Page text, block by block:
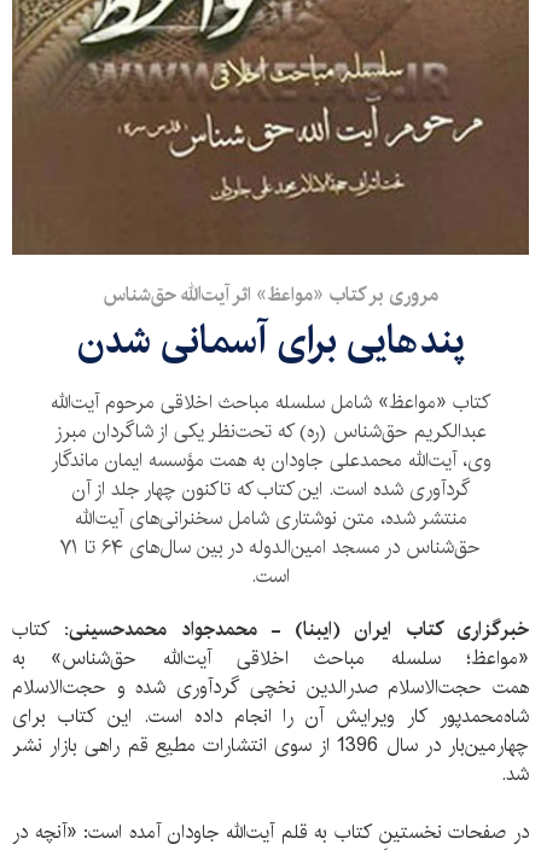
مروری بر کتاب «مواعظ» اثر آیت‌الله حق‌شناس
پندهایی برای آسمانی شدن
کتاب «مواعظ» شامل سلسله مباحث اخلاقی مرحوم آیت‌الله
عبدالکریم حق‌شناس (ره) که تحت‌نظر یکی از شاگردان مبرز
وی، آیت‌الله محمدعلی جاودان به همت مؤسسه ایمان ماندگار
گردآوری شده است. این کتاب که تاکنون چهار جلد از آن
منتشر شده، متن نوشتاری شامل سخنرانی‌های آیت‌الله
حق‌شناس در مسجد امین‌الدوله در بین سال‌های ۶۴ تا ۷۱
است.
خبرگزاری کتاب ایران (ایبنا) - محمدجواد محمدحسینی: کتاب
«مواعظ؛ سلسله مباحث اخلاقی آیت‌الله حق‌شناس» به
همت حجت‌الاسلام صدر‌الدین نخچی گردآوری شده و حجت‌الاسلام
شاه‌محمدپور کار ویرایش آن را انجام داده است. این کتاب برای
چهارمین‌بار در سال 1396 از سوی انتشارات مطیع قم راهی بازار نشر
شد.
در صفحات نخستین کتاب به قلم آیت‌الله جاودان آمده است: «آنچه در